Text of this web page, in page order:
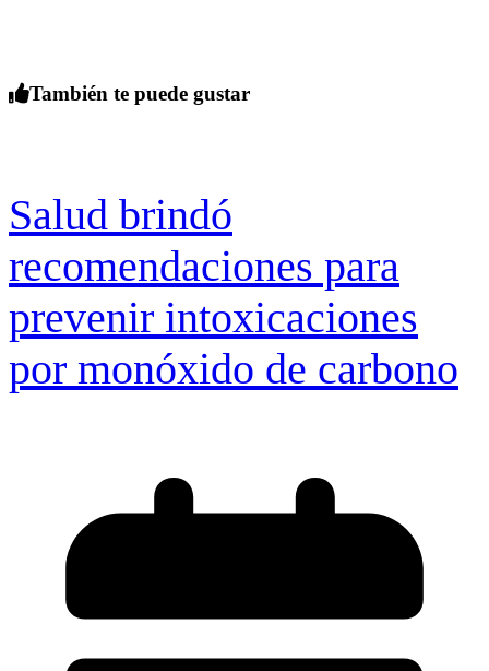
También te puede gustar
Salud brindó
recomendaciones para
prevenir intoxicaciones
por monóxido de carbono